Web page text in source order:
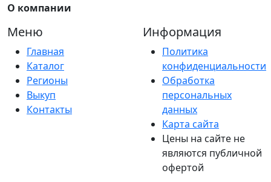
О компании
Меню
Главная
Каталог
Регионы
Выкуп
Контакты
Информация
Политика
конфиденциальности
Обработка
персональных
данных
Карта сайта
Цены на сайте не
являются публичной
офертой